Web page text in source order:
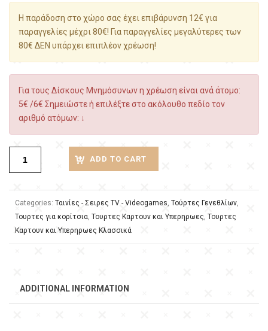
Η παράδοση στο χώρο σας έχει επιβάρυνση 12€ για
παραγγελίες μέχρι 80€! Για παραγγελίες μεγαλύτερες των
80€ ΔΕΝ υπάρχει επιπλέον χρέωση!
Για τους Δίσκους Μνημόσυνων η χρέωση είναι ανά άτομο:
5€ /6€ Σημειώστε ή επιλέξτε στο ακόλουθο πεδίο τον
αριθμό ατόμων: ↓
ADD TO CART
Categories: Ταινίες - Σειρες TV - Videogames, Τούρτες Γενεθλίων,
Τουρτες για κορίτσια, Τουρτες Καρτουν και Υπερηρωες, Τουρτες
Καρτουν και Υπερηρωες Κλασσικά
ADDITIONAL INFORMATION